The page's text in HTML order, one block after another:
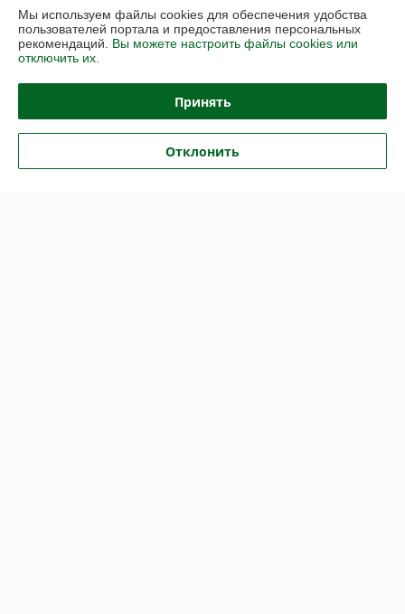
07.07.2024
Хорошо
Показать все отзывы
Мы используем файлы cookies для обеспечения удобства
пользователей портала и предоставления персональных
рекомендаций. Вы можете настроить файлы cookies или
отключить их.
Принять
Отклонить